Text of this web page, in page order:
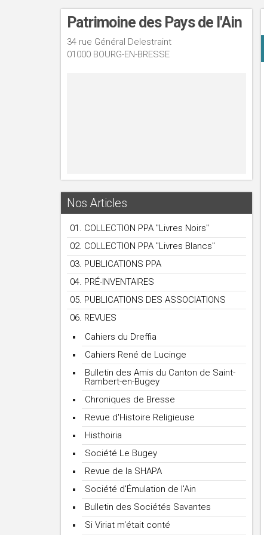
Patrimoine des Pays de l'Ain
34 rue Général Delestraint
01000 BOURG-EN-BRESSE
Nos Articles
01. COLLECTION PPA "Livres Noirs"
02. COLLECTION PPA "Livres Blancs"
03. PUBLICATIONS PPA
04. PRÉ-INVENTAIRES
05. PUBLICATIONS DES ASSOCIATIONS
06. REVUES
Cahiers du Dreffia
Cahiers René de Lucinge
Bulletin des Amis du Canton de Saint-
Rambert-en-Bugey
Chroniques de Bresse
Revue d'Histoire Religieuse
Histhoiria
Société Le Bugey
Revue de la SHAPA
Société d'Émulation de l'Ain
Bulletin des Sociétés Savantes
Si Viriat m'était conté